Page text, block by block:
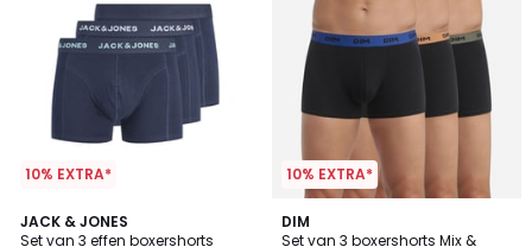
10% EXTRA*
JACK & JONES
Set van 3 effen boxershorts
3
10% EXTRA*
DIM
Set van 3 boxershorts Mix &
4,6
/ 5
2